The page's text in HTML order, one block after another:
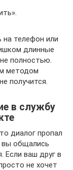
на телефон или
длинные
полностью.
методом
получится.
в службу
диалог пропал
вы общались
Если ваш друг в
не хочет